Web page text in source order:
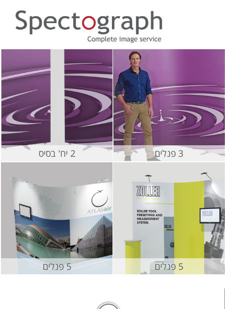
2 יח' בסיס 3 פנלים
5 פנלים 5 פנלים